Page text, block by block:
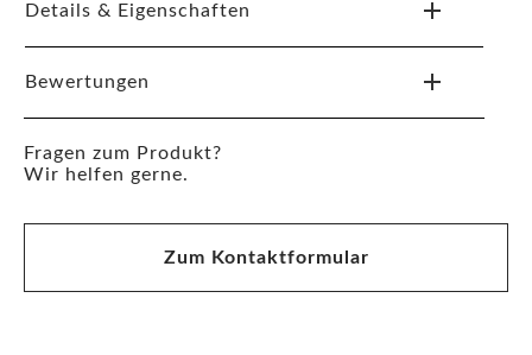
Details & Eigenschaften
Bewertungen
Fragen zum Produkt?
Wir helfen gerne.
Zum Kontaktformular